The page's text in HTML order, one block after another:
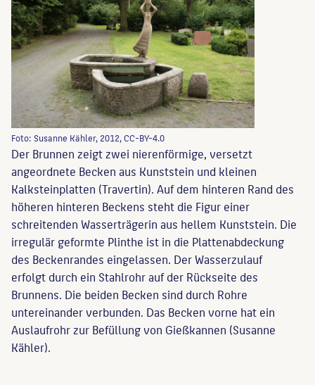
Foto: Susanne Kähler, 2012, CC-BY-4.0
Der Brunnen zeigt zwei nierenförmige, versetzt
angeordnete Becken aus Kunststein und kleinen
Kalksteinplatten (Travertin). Auf dem hinteren Rand des
höheren hinteren Beckens steht die Figur einer
schreitenden Wasserträgerin aus hellem Kunststein. Die
irregulär geformte Plinthe ist in die Plattenabdeckung
des Beckenrandes eingelassen. Der Wasserzulauf
erfolgt durch ein Stahlrohr auf der Rückseite des
Brunnens. Die beiden Becken sind durch Rohre
untereinander verbunden. Das Becken vorne hat ein
Auslaufrohr zur Befüllung von Gießkannen (Susanne
Kähler).